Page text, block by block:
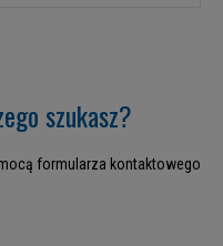
szukasz?
formularza kontaktowego